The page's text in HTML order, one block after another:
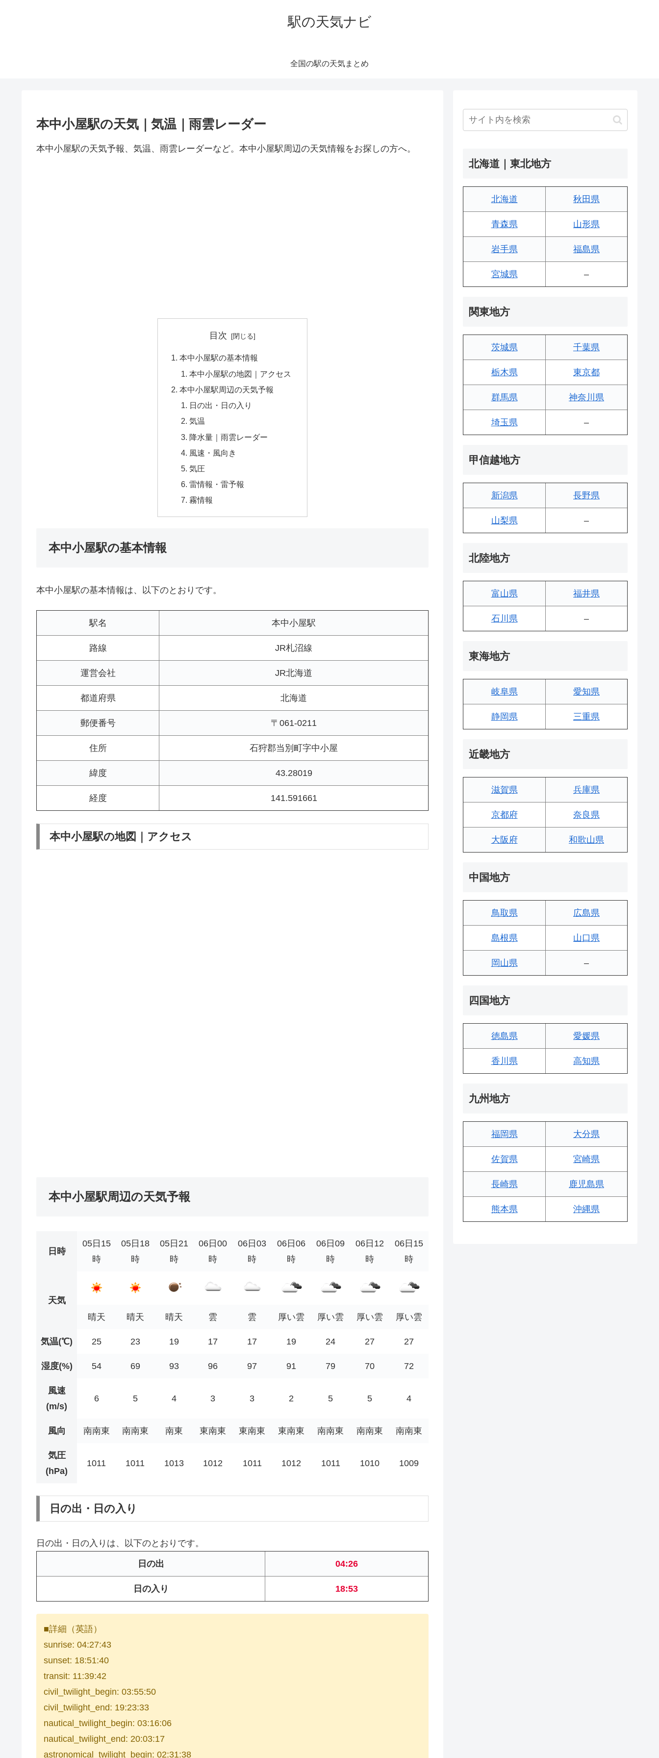
駅の天気ナビ
全国の駅の天気まとめ
本中小屋駅の天気｜気温｜雨雲レーダー
本中小屋駅の天気予報、気温、雨雲レーダーなど。本中小屋駅周辺の天気情報をお探しの方へ。
目次
本中小屋駅の基本情報
本中小屋駅の地図｜アクセス
本中小屋駅周辺の天気予報
日の出・日の入り
気温
降水量｜雨雲レーダー
風速・風向き
気圧
雷情報・雷予報
霧情報
本中小屋駅の基本情報
本中小屋駅の基本情報は、以下のとおりです。
駅名 本中小屋駅
路線 JR札沼線
運営会社 JR北海道
都道府県 北海道
郵便番号 〒061-0211
住所 石狩郡当別町字中小屋
緯度 43.28019
経度 141.591661
本中小屋駅の地図｜アクセス
本中小屋駅周辺の天気予報
日時
05日15
時
05日18
時
05日21
時
06日00
時
06日03
時
06日06
時
06日09
時
06日12
時
06日15
時
天気
晴天
晴天 晴天 雲 雲 厚い雲 厚い雲 厚い雲 厚い雲
気温(℃) 25 23 19 17 17 19 24 27 27
湿度(%) 54 69 93 96 97 91 79 70 72
風速
(m/s)
6 5 4 3 3 2 5 5 4
風向 南南東 南南東 南東 東南東 東南東 東南東 南南東 南南東 南南東
気圧
(hPa)
1011 1011 1013 1012 1011 1012 1011 1010 1009
日の出・日の入り
日の出・日の入りは、以下のとおりです。
日の出 04:26
日の入り 18:53
■詳細（英語）
sunrise: 04:27:43
sunset: 18:51:40
transit: 11:39:42
civil_twilight_begin: 03:55:50
civil_twilight_end: 19:23:33
nautical_twilight_begin: 03:16:06
nautical_twilight_end: 20:03:17
astronomical_twilight_begin: 02:31:38
北海道｜東北地方
北海道 秋田県
青森県 山形県
岩手県 福島県
宮城県 –
関東地方
茨城県 千葉県
栃木県 東京都
群馬県 神奈川県
埼玉県 –
甲信越地方
新潟県 長野県
山梨県 –
北陸地方
富山県 福井県
石川県 –
東海地方
岐阜県 愛知県
静岡県 三重県
近畿地方
滋賀県 兵庫県
京都府 奈良県
大阪府 和歌山県
中国地方
鳥取県 広島県
島根県 山口県
岡山県 –
四国地方
徳島県 愛媛県
香川県 高知県
九州地方
福岡県 大分県
佐賀県 宮崎県
長崎県 鹿児島県
熊本県 沖縄県